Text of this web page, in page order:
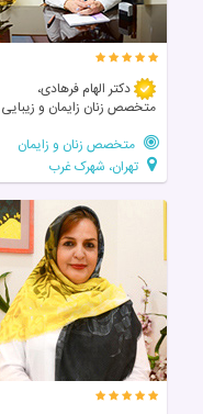
دکتر الهام فرهادی،
متخصص زنان زايمان و زیبایی
متخصص زنان و زایمان
تهران، شهرک غرب